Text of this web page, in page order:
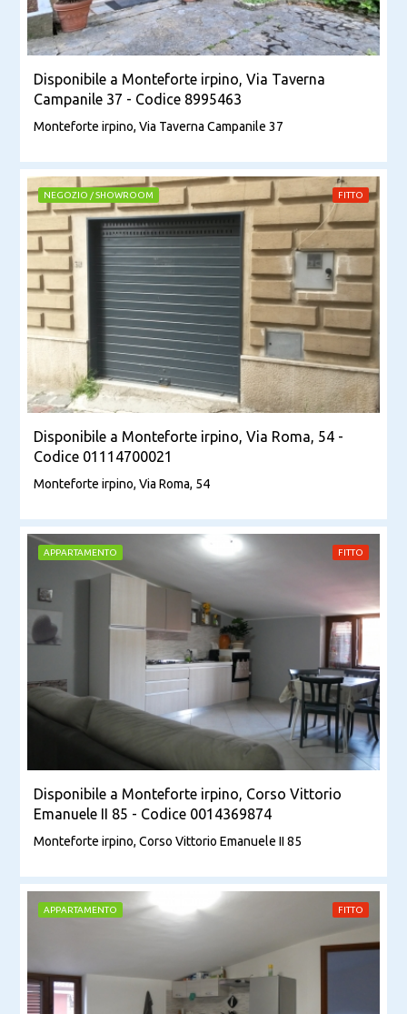
Disponibile a Monteforte irpino, Via Taverna
Campanile 37 - Codice 8995463
Monteforte irpino, Via Taverna Campanile 37
NEGOZIO / SHOWROOM FITTO
Disponibile a Monteforte irpino, Via Roma, 54 -
Codice 01114700021
Monteforte irpino, Via Roma, 54
APPARTAMENTO FITTO
Disponibile a Monteforte irpino, Corso Vittorio
Emanuele II 85 - Codice 0014369874
Monteforte irpino, Corso Vittorio Emanuele II 85
APPARTAMENTO FITTO